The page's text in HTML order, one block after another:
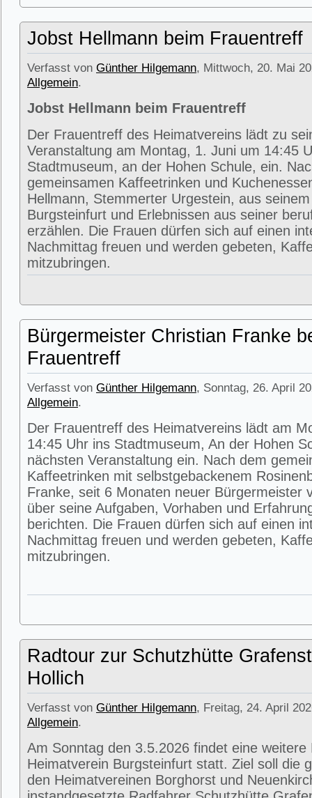
Jobst Hellmann beim Frauentreff
Verfasst von Günther Hilgemann, Mittwoch, 20. Mai
Allgemein.
Jobst Hellmann beim Frauentreff
Der Frauentreff des Heimatvereins lädt zu
Veranstaltung am Montag, 1. Juni um 14:45
Stadtmuseum, an der Hohen Schule, ein.
gemeinsamen Kaffeetrinken und
Hellmann, Stemmerter Urgestein, aus
Burgsteinfurt und Erlebnissen aus seiner
erzählen. Die Frauen dürfen sich auf einen
Nachmittag freuen und werden gebeten,
mitzubringen.
Bürgermeister Christian Franke
Frauentreff
Verfasst von Günther Hilgemann, Sonntag, 26. April
Allgemein.
Der Frauentreff des Heimatvereins lädt am
14:45 Uhr ins Stadtmuseum, An der Hohen
nächsten Veranstaltung ein. Nach dem
Kaffeetrinken mit selbstgebackenem
Franke, seit 6 Monaten neuer Bürgermeister
über seine Aufgaben, Vorhaben und
berichten. Die Frauen dürfen sich auf einen
Nachmittag freuen und werden gebeten,
mitzubringen.
Radtour zur Schutzhütte
Hollich
Verfasst von Günther Hilgemann, Freitag, 24. April
Allgemein.
Am Sonntag den 3.5.2026 findet eine weitere
Heimatverein Burgsteinfurt statt. Ziel soll die
den Heimatvereinen Borghorst und